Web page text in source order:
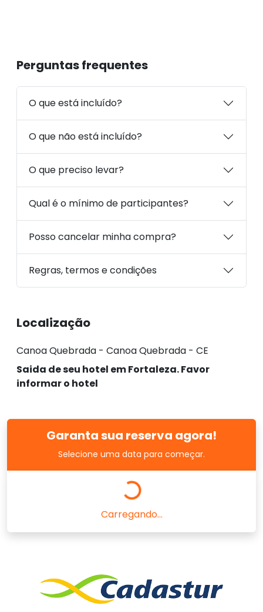
Perguntas frequentes
O que está incluído?
O que não está incluído?
O que preciso levar?
Qual é o mínimo de participantes?
Posso cancelar minha compra?
Regras, termos e condições
Localização
Canoa Quebrada - Canoa Quebrada - CE
Saida de seu hotel em Fortaleza. Favor
informar o hotel
Garanta sua reserva agora!
Selecione uma data para começar.
Carregando...